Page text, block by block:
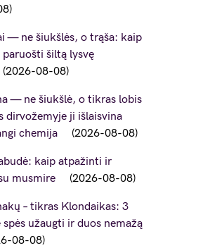
— ne šiukšlės, o trąša: kaip
paruošti šiltą lysvę
2026-08-08
— ne šiukšlė, o tikras lobis
dirvožemyje ji išlaisvina
chemija
2026-08-08
kaip atpažinti ir
musmire
2026-08-08
– tikras Klondaikas: 3
užaugti ir duos nemažą
08-08